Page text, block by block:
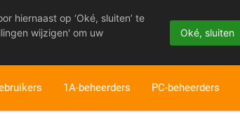
1A-beheerders PC-beheerders
hiernaast op ‘Oké, sluiten’ te
wijzigen' om uw
Oké, sluiten